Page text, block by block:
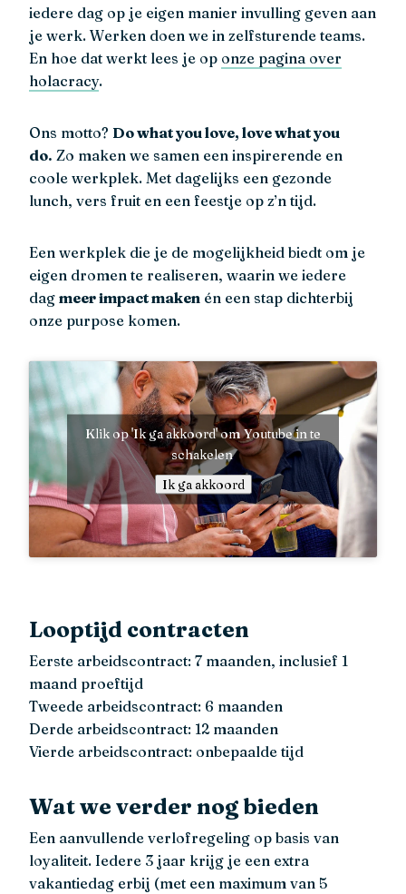
iedere dag op je eigen manier invulling geven aan
je werk. Werken doen we in zelfsturende teams.
En hoe dat werkt lees je op onze pagina over
holacracy.
Ons motto? Do what you love, love what you
do. Zo maken we samen een inspirerende en
coole werkplek. Met dagelijks een gezonde
lunch, vers fruit en een feestje op z’n tijd.
Een werkplek die je de mogelijkheid biedt om je
eigen dromen te realiseren, waarin we iedere
dag meer impact maken én een stap dichterbij
onze purpose komen.
Klik op 'Ik ga akkoord' om Youtube in te
schakelen
Ik ga akkoord
Looptijd contracten
Eerste arbeidscontract: 7 maanden, inclusief 1
maand proeftijd
Tweede arbeidscontract: 6 maanden
Derde arbeidscontract: 12 maanden
Vierde arbeidscontract: onbepaalde tijd
Wat we verder nog bieden
Een aanvullende verlofregeling op basis van
loyaliteit. Iedere 3 jaar krijg je een extra
vakantiedag erbij (met een maximum van 5